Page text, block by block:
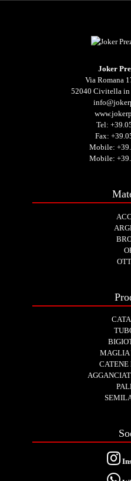
Joker
Via Romana
52040 Civitella in
Tel:
Fax:
Mobile:
Mobile:
MAGLIA
CATENE